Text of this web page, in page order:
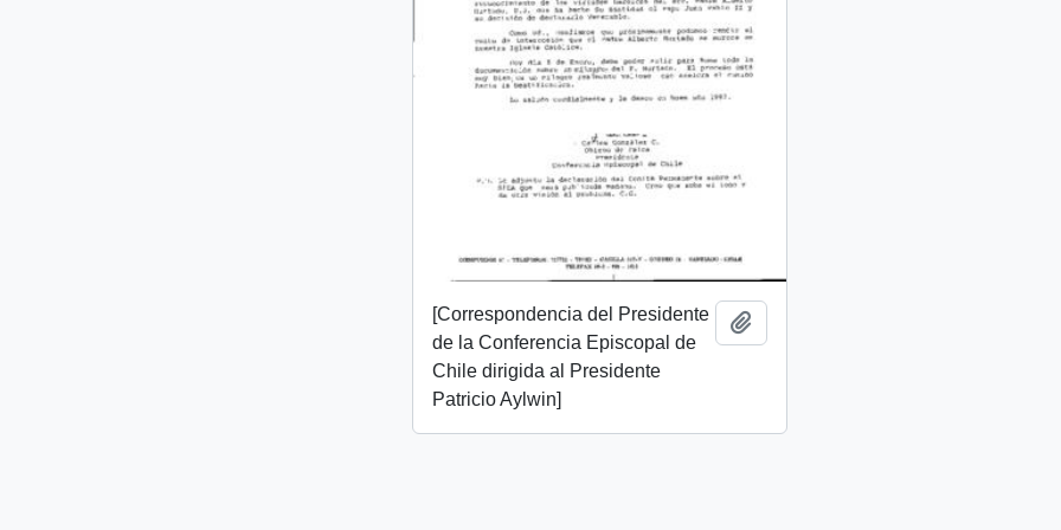
[Correspondencia del Presidente
de la Conferencia Episcopal de
Chile dirigida al Presidente
Patricio Aylwin]